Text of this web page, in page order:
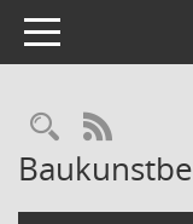
Toggle navigation
RSS-